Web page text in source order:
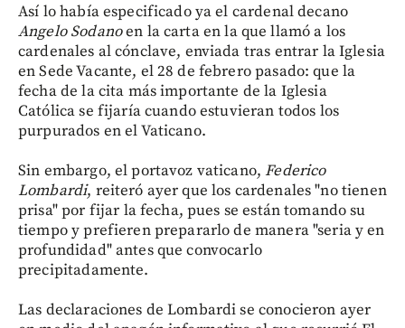
Así lo había especificado ya el cardenal decano
Angelo Sodanoen la carta en la que llamó a los
cardenales al cónclave, enviada tras entrar la Iglesia
en Sede Vacante, el 28 de febrero pasado: que la
fecha de la cita más importante de la Iglesia
Católica se fijaría cuando estuvieran todos los
purpurados en el Vaticano.
Sin embargo, el portavoz vaticano,Federico
Lombardi, reiteró ayer que los cardenales "no tienen
prisa" por fijar la fecha, pues se están tomando su
tiempo y prefieren prepararlo de manera "seria y en
profundidad" antes que convocarlo
precipitadamente.
Las declaraciones de Lombardi se conocieron ayer